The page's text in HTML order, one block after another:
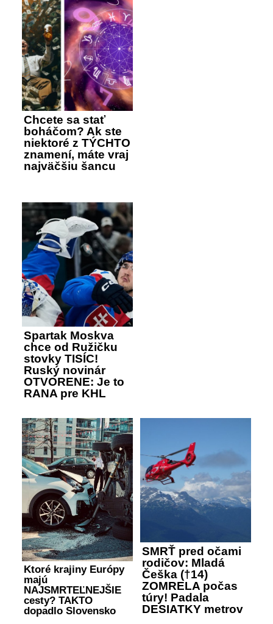
Chcete sa stať
boháčom? Ak ste
niektoré z TÝCHTO
znamení, máte vraj
najväčšiu šancu
Spartak Moskva
chce od Ružičku
stovky TISÍC!
Ruský novinár
OTVORENE: Je to
RANA pre KHL
Ktoré krajiny Európy
majú
NAJSMRTEĽNEJŠIE
cesty? TAKTO
dopadlo Slovensko
SMRŤ pred očami
rodičov: Mladá
Češka (†14)
ZOMRELA počas
túry! Padala
DESIATKY metrov